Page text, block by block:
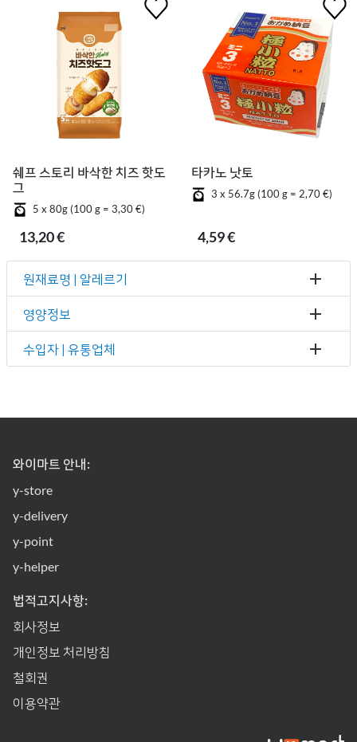
쉐프 스토리 바삭한 치즈 핫도
그
5 x 80g (100 g = 3,30 €)
13,20 €
타카노 낫토
3 x 56.7g (100 g = 2,70 €)
4,59 €
원재료명 | 알레르기
영양정보
수입자 | 유통업체
와이마트 안내:
y-store
y-delivery
y-point
y-helper
법적고지사항:
회사정보
개인정보 처리방침
철회권
이용약관